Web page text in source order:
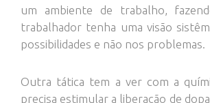
um ambiente de trabalho,
trabalhador tenha uma visão
possibilidades e não nos problemas.
Outra tática tem a ver com a
precisa estimular a liberação de